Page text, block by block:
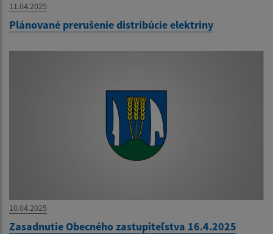
11.04.2025
Plánované prerušenie distribúcie elektriny
10.04.2025
Zasadnutie Obecného zastupiteľstva 16.4.2025